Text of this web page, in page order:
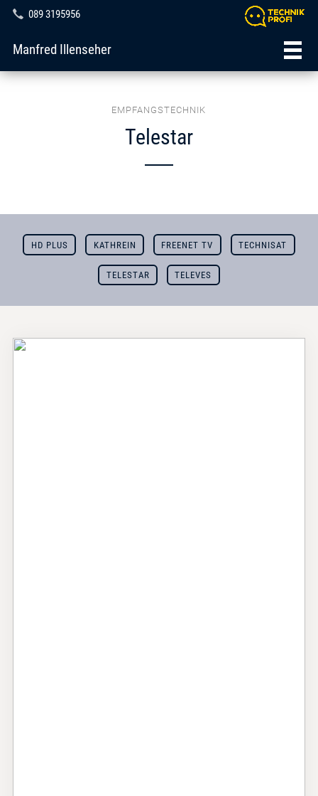
089 3195956
Manfred Illenseher
EMPFANGSTECHNIK
Telestar
HD PLUS KATHREIN FREENET TV TECHNISAT
TELESTAR TELEVES